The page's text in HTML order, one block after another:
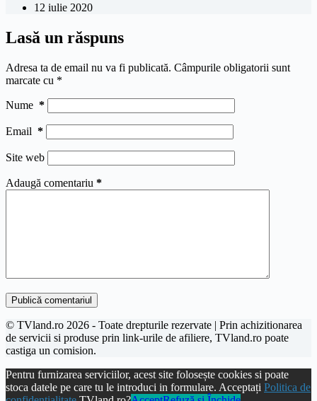
12 iulie 2020
Lasă un răspuns
Adresa ta de email nu va fi publicată. Câmpurile obligatorii sunt
marcate cu *
Nume *
Email *
Site web
Adaugă comentariu *
Publică comentariul
© TVland.ro 2026 - Toate drepturile rezervate | Prin achizitionarea
de servicii si produse prin link-urile de afiliere, TVland.ro poate
castiga un comision.
Pentru furnizarea serviciilor, acest site folosește cookies si poate
stoca datele pe care tu le introduci in formulare. Acceptați Politica de